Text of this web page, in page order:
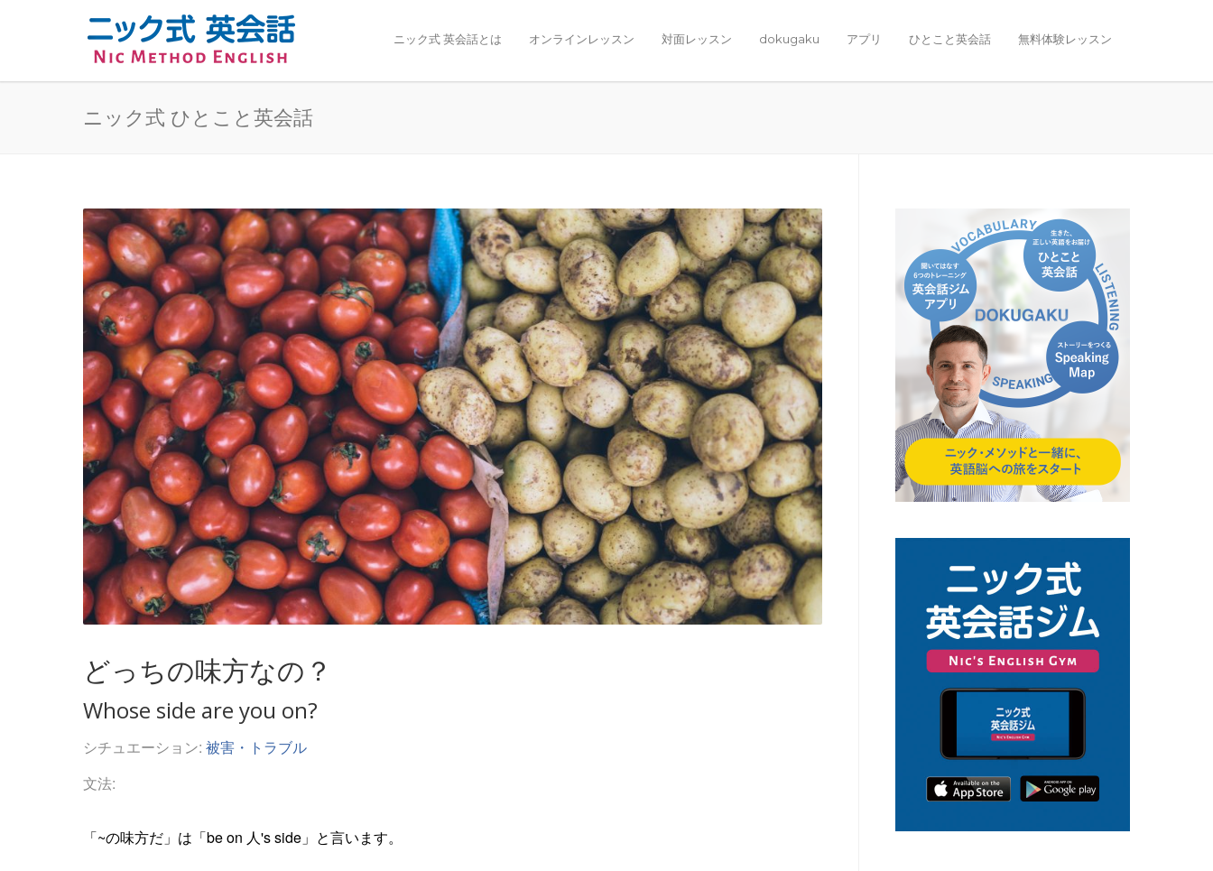
ニック式 英会話とは オンラインレッスン 対面レッスン dokugaku アプリ ひとこと英会話 無料体験レッスン
ニック式 ひとこと英会話
どっちの味方なの？
Whose side are you on?
シチュエーション: 被害・トラブル
文法:
「~の味方だ」は「be on 人's side」と言います。